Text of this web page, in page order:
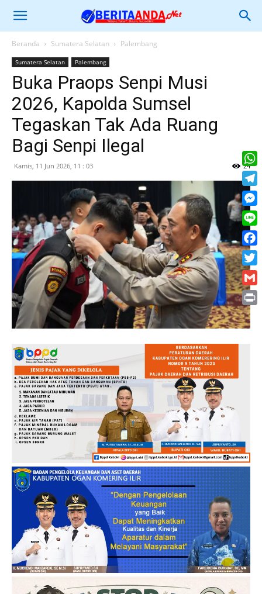
Beranda Sumatera Selatan Palembang
Sumatera Selatan Palembang
Buka Praops Senpi Musi
2026, Kapolda Sumsel
Tegaskan Tak Ada Ruang
Bagi Senpi Ilegal
Kamis, 11 Jun 2026, 11 : 03 24
Line
Print